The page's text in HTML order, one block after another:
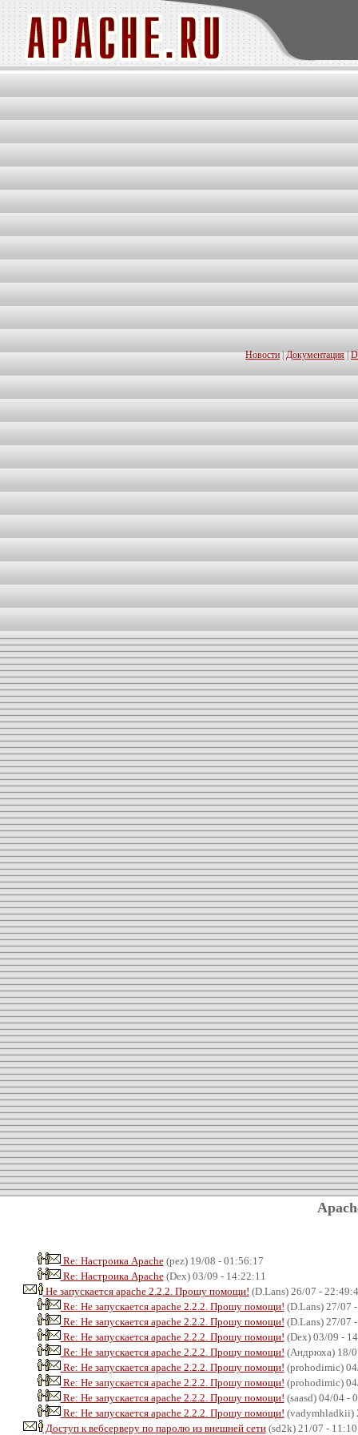
Новости|Документация|
Re: Настроика Apache(pez) 19/08 - 01:56:17
Re: Настроика Apache(Dex) 03/09 - 14:22:11
Не запускается apache 2.2.2. Прошу помощи! (D.Lans) 26/07 -
Re: Не запускается apache 2.2.2. Прошу помощи! (D.Lans) 27/07
Re: Не запускается apache 2.2.2. Прошу помощи! (D.Lans) 27/07
Re: Не запускается apache 2.2.2. Прошу помощи! (Dex) 03/09 -
Re: Не запускается apache 2.2.2. Прошу помощи! (Андрюха) 18/
Re: Не запускается apache 2.2.2. Прошу помощи! (prohodimic)
Re: Не запускается apache 2.2.2. Прошу помощи! (prohodimic)
Re: Не запускается apache 2.2.2. Прошу помощи! (saasd) 04/04 -
Re: Не запускается apache 2.2.2. Прошу помощи! (vadymhladkii)
Доступ к вебсерверу по паролю из внешней сети(sd2k) 21/07 -